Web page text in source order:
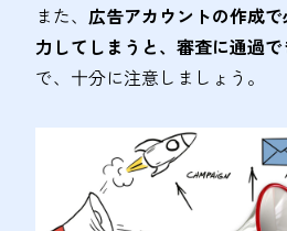
また、 広告アカウントの作成
力してしまうと、審査に通過
で、十分に注意しましょう。